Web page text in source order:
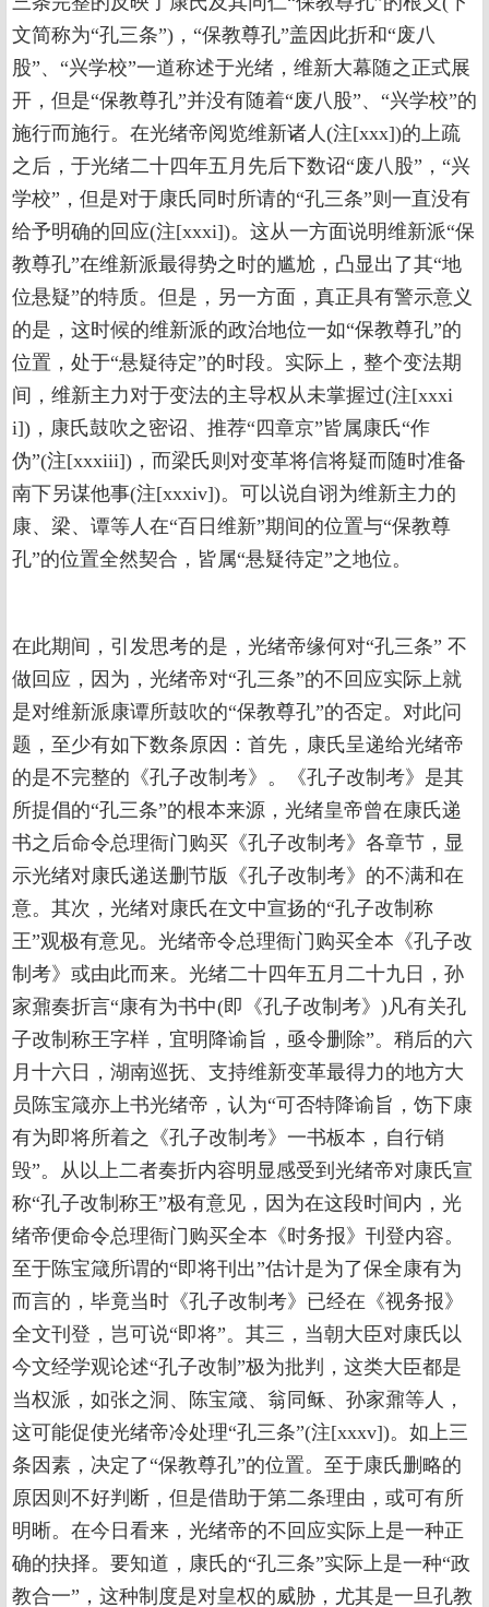
文简称为“孔三条”)，“保教尊孔”盖因此折和“废八
股”、“兴学校”一道称述于光绪，维新大幕随之正式展
开，但是“保教尊孔”并没有随着“废八股”、“兴学校”的
施行而施行。在光绪帝阅览维新诸人(注[xxx])的上疏
之后，于光绪二十四年五月先后下数诏“废八股”，“兴
学校”，但是对于康氏同时所请的“孔三条”则一直没有
给予明确的回应(注[xxxi])。这从一方面说明维新派“保
教尊孔”在维新派最得势之时的尴尬，凸显出了其“地
位悬疑”的特质。但是，另一方面，真正具有警示意义
的是，这时候的维新派的政治地位一如“保教尊孔”的
位置，处于“悬疑待定”的时段。实际上，整个变法期
间，维新主力对于变法的主导权从未掌握过(注[xxxi
i])，康氏鼓吹之密诏、推荐“四章京”皆属康氏“作
伪”(注[xxxiii])，而梁氏则对变革将信将疑而随时准备
南下另谋他事(注[xxxiv])。可以说自诩为维新主力的
康、梁、谭等人在“百日维新”期间的位置与“保教尊
孔”的位置全然契合，皆属“悬疑待定”之地位。
在此期间，引发思考的是，光绪帝缘何对“孔三条” 不
做回应，因为，光绪帝对“孔三条”的不回应实际上就
是对维新派康谭所鼓吹的“保教尊孔”的否定。对此问
题，至少有如下数条原因：首先，康氏呈递给光绪帝
的是不完整的《孔子改制考》。《孔子改制考》是其
所提倡的“孔三条”的根本来源，光绪皇帝曾在康氏递
书之后命令总理衙门购买《孔子改制考》各章节，显
示光绪对康氏递送删节版《孔子改制考》的不满和在
意。其次，光绪对康氏在文中宣扬的“孔子改制称
王”观极有意见。光绪帝令总理衙门购买全本《孔子改
制考》或由此而来。光绪二十四年五月二十九日，孙
家鼐奏折言“康有为书中(即《孔子改制考》)凡有关孔
子改制称王字样，宜明降谕旨，亟令删除”。稍后的六
月十六日，湖南巡抚、支持维新变革最得力的地方大
员陈宝箴亦上书光绪帝，认为“可否特降谕旨，饬下康
有为即将所着之《孔子改制考》一书板本，自行销
毁”。从以上二者奏折内容明显感受到光绪帝对康氏宣
称“孔子改制称王”极有意见，因为在这段时间内，光
绪帝便命令总理衙门购买全本《时务报》刊登内容。
至于陈宝箴所谓的“即将刊出”估计是为了保全康有为
而言的，毕竟当时《孔子改制考》已经在《视务报》
全文刊登，岂可说“即将”。其三，当朝大臣对康氏以
今文经学观论述“孔子改制”极为批判，这类大臣都是
当权派，如张之洞、陈宝箴、翁同稣、孙家鼐等人，
这可能促使光绪帝冷处理“孔三条”(注[xxxv])。如上三
条因素，决定了“保教尊孔”的位置。至于康氏删略的
原因则不好判断，但是借助于第二条理由，或可有所
明晰。在今日看来，光绪帝的不回应实际上是一种正
确的抉择。要知道，康氏的“孔三条”实际上是一种“政
教合一”，这种制度是对皇权的威胁，尤其是一旦孔教